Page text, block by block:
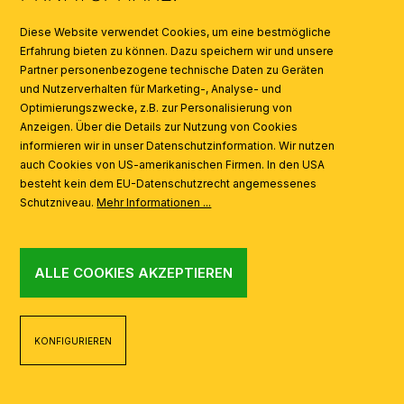
AI
Diese Website verwendet Cookies, um eine bestmögliche
Erfahrung bieten zu können. Dazu speichern wir und unsere
Partner personenbezogene technische Daten zu Geräten
und Nutzerverhalten für Marketing-, Analyse- und
Optimierungszwecke, z.B. zur Personalisierung von
Anzeigen. Über die Details zur Nutzung von Cookies
informieren wir in unser Datenschutzinformation. Wir nutzen
auch Cookies von US-amerikanischen Firmen. In den USA
besteht kein dem EU-Datenschutzrecht angemessenes
Schutzniveau.Mehr Informationen ...
ALLE COOKIES AKZEPTIEREN
KONFIGURIEREN